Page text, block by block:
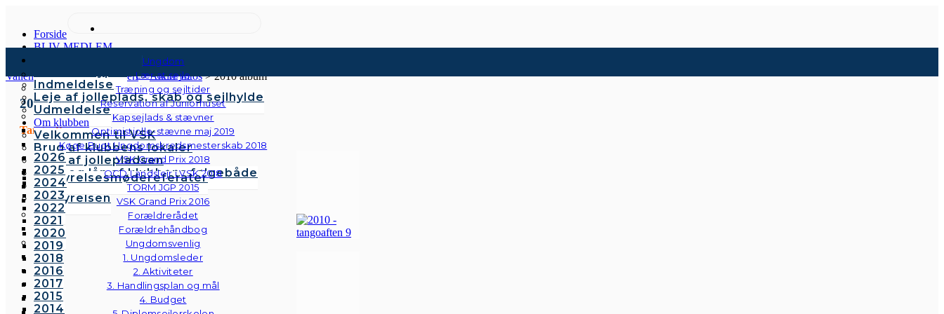
Ungdom
Lær at sejle
Træning og sejltider
Reservation af Juniorhuset
Kapsejlads & stævner
Optimistjolle-stævne maj 2019
Køge Bugt Ungdomskredsmesterskab 2018
VSK Grand Prix 2018
OCD Landslejr i VSK 2018
TORM JGP 2015
VSK Grand Prix 2016
Forældrerådet
Forældrehåndbog
Ungdomsvenlig
1. Ungdomsleder
2. Aktiviteter
3. Handlingsplan og mål
4. Budget
Forside
BLIV MEDLEM
Kontingenter & gebyrer
Indmeldelse
Leje af jolleplads, skab og sejlhylde
Udmeldelse
Om klubben
Velkommen til VSK
Brug af klubbens lokaler
Brug af jollepladsen
Brug og lån af klubbens følgebåde
Vedtægter
Bestyrelsen
Bestyrelsesmødereferater
2026
2025
2024
2023
2022
2021
2020
2019
2018
2016
2017
2015
2014
Vallensbæk Sejlklub>Galleri>Andre fotos>2010 album
2010
Tangoaften